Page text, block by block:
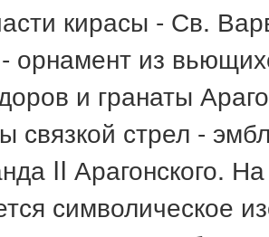
кирасы - Св.
орнамент из
и гранаты
связкой стрел -
II Арагонского.
символическое